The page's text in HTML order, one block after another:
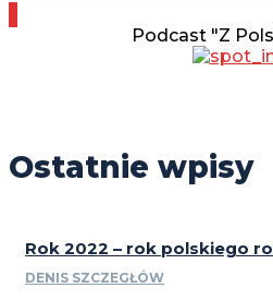
Podcast "Z
Ostatnie wpisy
Rok 2022 – rok polskiego
DENIS SZCZEGŁÓW